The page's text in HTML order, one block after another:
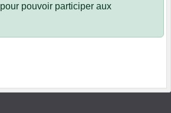
pour pouvoir participer aux